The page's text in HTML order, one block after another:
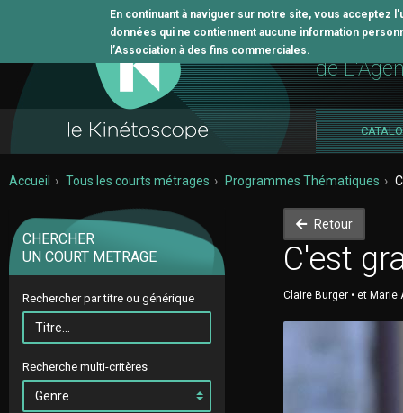
En continuant à naviguer sur notre site, vous
données qui ne contiennent aucune information
l’Association à des fins commerciales. L'outil
de
Accueil Tous les courts métrages Programmes Thématiques
CHERCHER
UN COURT METRAGE
Rechercher par titre ou générique
Recherche multi-critères
Retour
C'est
Claire Burger • et Marie